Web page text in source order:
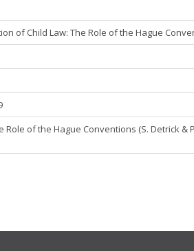
of Child Law: The Role of the Hague
Role of the Hague Conventions (S. Detrick &